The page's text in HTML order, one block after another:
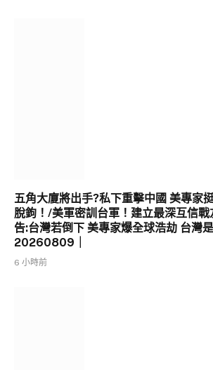
五角大廈將出手?私下重擊中國 美專家
脫鉤！/美軍密訓台軍！建立最深互信
告:台灣若倒下 美專家爆全球浩劫 台灣
20260809｜
6 小時前